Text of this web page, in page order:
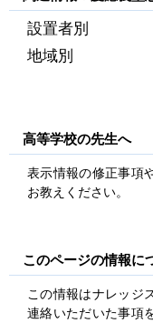
設置者別
地域別
高等学校の先生へ
表示情報の修正事項
お教えください。
このページの情報に
この情報はナレッジ
連絡いただいた事項